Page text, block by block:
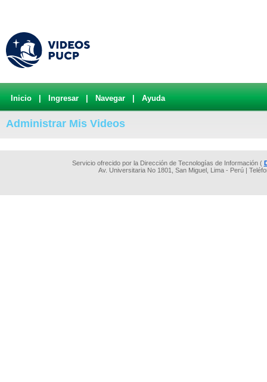
Inicio Ingresar Navegar Ayuda
Administrar Mis Videos
Servicio ofrecido por la Dirección de Tecnologías de Información (
Av. Universitaria No 1801, San Miguel, Lima - Perú |